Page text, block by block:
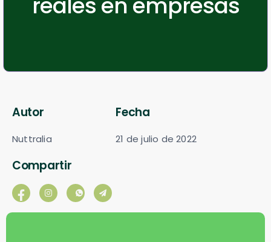
Autor
Nuttralia
Fecha
21 de julio de 2022
Compartir